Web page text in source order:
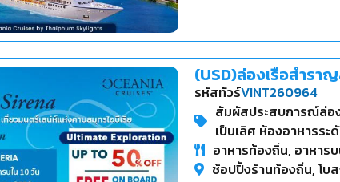
(USD)ล่องเรือสำรา
รหัสทัวร์VINT260964
สัมผัสประสบการณ์ล่อ
เป็นเลิศ ห้องอาหารร
เมดิเตอร์เรเนียนและ
อาหารท้องถิ่น, อาหารบ
ช้อปปิ้งร้านท้องถิ่น, โบ